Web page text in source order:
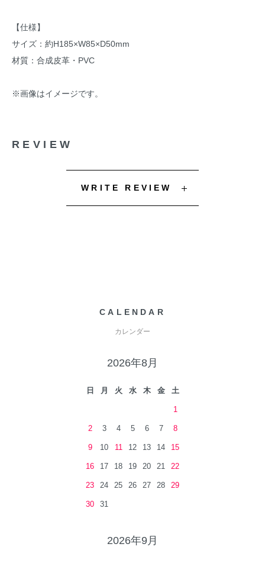
【仕様】
サイズ：約H185×W85×D50mm
材質：合成皮革・PVC
※画像はイメージです。
REVIEW
WRITE REVIEW
CALENDAR
カレンダー
2026年8月
日 月 火 水 木 金 土
1
2 3 4 5 6 7 8
9 10 11 12 13 14 15
16 17 18 19 20 21 22
23 24 25 26 27 28 29
30 31
2026年9月